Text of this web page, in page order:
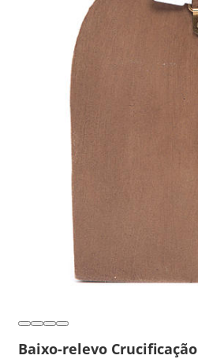
Baixo-relevo Crucificação